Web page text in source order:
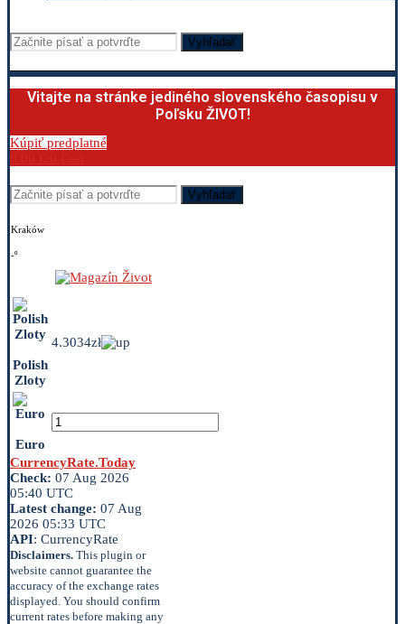
Vyhľadať
Vitajte na stránke jediného slovenského časopisu v
Poľsku ŽIVOT!
Kúpiť predplatné
Vyhľadať
Kraków
-º
Polish
Zloty
4.3034zł
Euro
CurrencyRate.Today
Check: 07 Aug 2026
05:40 UTC
Latest change: 07 Aug
2026 05:33 UTC
API: CurrencyRate
Disclaimers. This plugin or
website cannot guarantee the
accuracy of the exchange rates
displayed. You should confirm
current rates before making any